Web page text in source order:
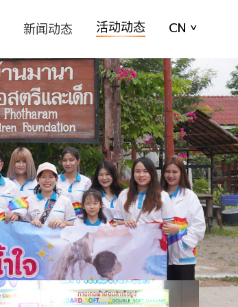
新闻动态 活动动态 CN